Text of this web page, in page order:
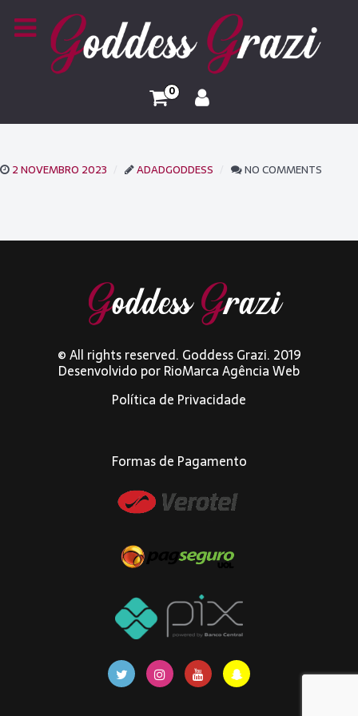
0
2 NOVEMBRO 2023 ADADGODDESS NO COMMENTS
© All rights reserved. Goddess Grazi. 2019
Desenvolvido porRioMarca Agência Web
Política de Privacidade
Formas de Pagamento